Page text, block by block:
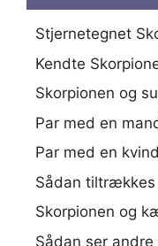
Stjernetegnet
Kendte
Skorpionen og
Par med en
Par med en
Sådan tiltrækkes
Skorpionen og
Sådan ser andre